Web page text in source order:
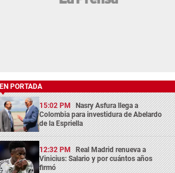
EN PORTADA
15:02 PM Nasry Asfura llega a
Colombia para investidura de Abelardo
de la Espriella
12:32 PM Real Madrid renueva a
Vinicius: Salario y por cuántos años
firmó